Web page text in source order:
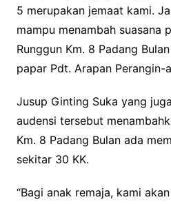
5 merupakan jemaat kami.
mampu menambah suasana
Runggun Km. 8 Padang
papar Pdt. Arapan Perangin-
Jusup Ginting Suka yang
audensi tersebut
Km. 8 Padang Bulan ada
sekitar 30 KK.
“Bagi anak remaja, kami